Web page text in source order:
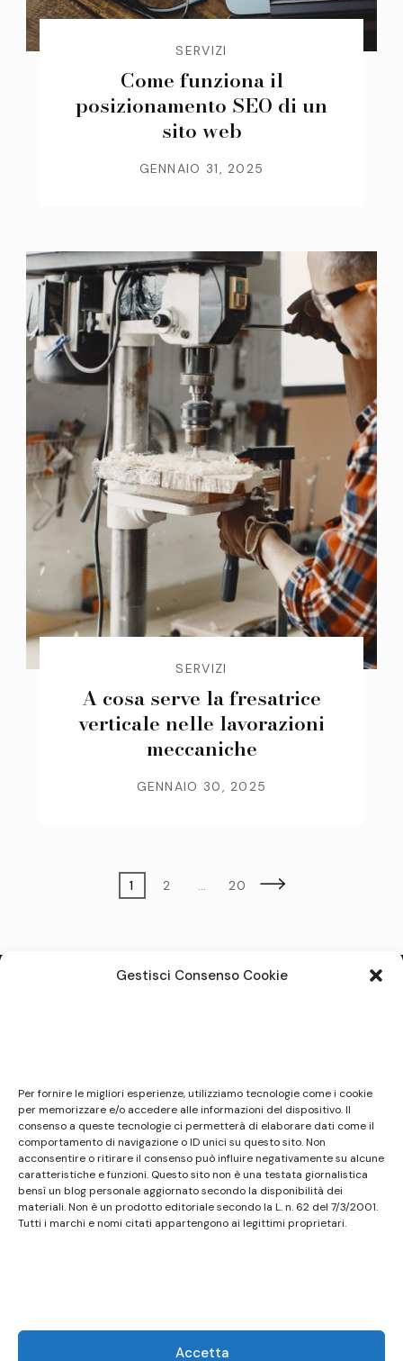
Gestisci Consenso Cookie
Per fornire le migliori esperienze, utilizziamo tecnologie come i cookie
per memorizzare e/o accedere alle informazioni del dispositivo. Il
consenso a queste tecnologie ci permetterà di elaborare dati come il
comportamento di navigazione o ID unici su questo sito. Non
acconsentire o ritirare il consenso può influire negativamente su alcune
caratteristiche e funzioni. Questo sito non è una testata giornalistica
bensì un blog personale aggiornato secondo la disponibilità dei
materiali. Non è un prodotto editoriale secondo la L. n. 62 del 7/3/2001.
Tutti i marchi e nomi citati appartengono ai legittimi proprietari.
Accetta
SERVIZI
Come funziona il
posizionamento SEO di un
sito web
GENNAIO 31, 2025
SERVIZI
A cosa serve la fresatrice
verticale nelle lavorazioni
meccaniche
GENNAIO 30, 2025
Paginazione
articoli
Page
1 Page
2 … Page
20
non ha carattere periodico essendo aggiornato
secondo la disponibilità e la reperibilità dei materiali.
Pertanto non può essere considerato in alcun modo
un prodotto editoriale ai sensi della L. n. 62 del
7/3/2001. Tutti i marchi riportati appartengono ai
legittimi proprietari; marchi di terzi, nomi di prodotti,